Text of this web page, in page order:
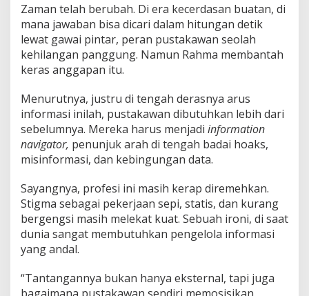
Zaman telah berubah. Di era kecerdasan buatan, di
mana jawaban bisa dicari dalam hitungan detik
lewat gawai pintar, peran pustakawan seolah
kehilangan panggung. Namun Rahma membantah
keras anggapan itu.
Menurutnya, justru di tengah derasnya arus
informasi inilah, pustakawan dibutuhkan lebih dari
sebelumnya. Mereka harus menjadi information
navigator, penunjuk arah di tengah badai hoaks,
misinformasi, dan kebingungan data.
Sayangnya, profesi ini masih kerap diremehkan.
Stigma sebagai pekerjaan sepi, statis, dan kurang
bergengsi masih melekat kuat. Sebuah ironi, di saat
dunia sangat membutuhkan pengelola informasi
yang andal.
“Tantangannya bukan hanya eksternal, tapi juga
bagaimana pustakawan sendiri memosisikan